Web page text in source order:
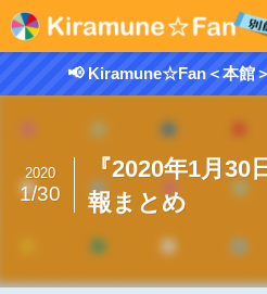
📢 Kiramune☆Fan＜本館
『2020年1月
報まとめ
2020
1/30